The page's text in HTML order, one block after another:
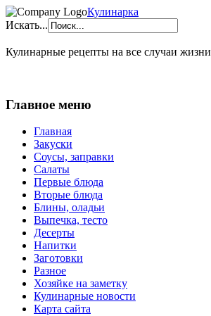
Кулинарка
Искать...
Кулинарные рецепты на все случаи жизни
Главное меню
Главная
Закуски
Соусы, заправки
Салаты
Первые блюда
Вторые блюда
Блины, оладьи
Выпечка, тесто
Десерты
Напитки
Заготовки
Разное
Хозяйке на заметку
Кулинарные новости
Карта сайта